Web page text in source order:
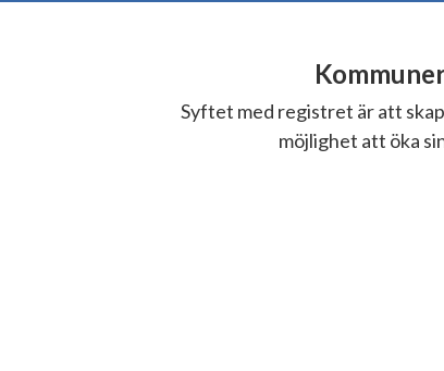
Syftet med registret är att
möjlighet att öka